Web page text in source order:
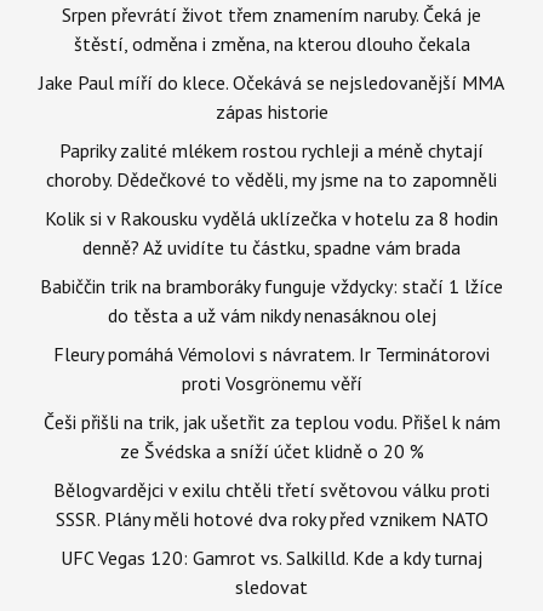
Srpen převrátí život třem znamením naruby. Čeká je
štěstí, odměna i změna, na kterou dlouho čekala
Jake Paul míří do klece. Očekává se nejsledovanější MMA
zápas historie
Papriky zalité mlékem rostou rychleji a méně chytají
choroby. Dědečkové to věděli, my jsme na to zapomněli
Kolik si v Rakousku vydělá uklízečka v hotelu za 8 hodin
denně? Až uvidíte tu částku, spadne vám brada
Babiččin trik na bramboráky funguje vždycky: stačí 1 lžíce
do těsta a už vám nikdy nenasáknou olej
Fleury pomáhá Vémolovi s návratem. Ir Terminátorovi
proti Vosgrönemu věří
Češi přišli na trik, jak ušetřit za teplou vodu. Přišel k nám
ze Švédska a sníží účet klidně o 20 %
Bělogvardějci v exilu chtěli třetí světovou válku proti
SSSR. Plány měli hotové dva roky před vznikem NATO
UFC Vegas 120: Gamrot vs. Salkilld. Kde a kdy turnaj
sledovat